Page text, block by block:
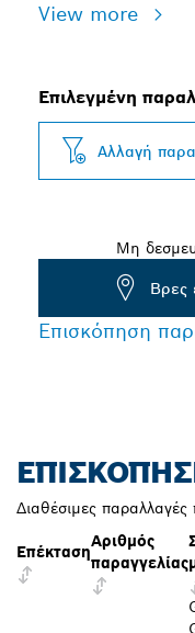
View more
Επιλεγμένη
Αλλαγή
Μη
Βρες
Επισκόπηση
Διαθέσιμες παραλλαγές
Επέκταση
Αριθμός
παραγγελίας